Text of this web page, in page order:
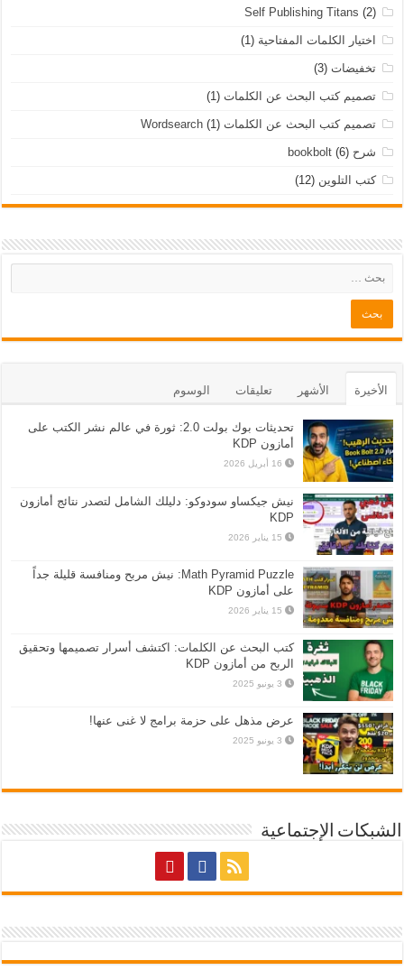
Self Publishing Titans (2)
اختيار الكلمات المفتاحية (1)
تخفيضات (3)
تصميم كتب البحث عن الكلمات (1)
تصميم كتب البحث عن الكلمات Wordsearch(1)
شرح bookbolt(6)
كتب التلوين (12)
الأخيرة الأشهر تعليقات الوسوم
تحديثات بوك بولت 2.0: ثورة في عالم نشر الكتب على
أمازون KDP
16 أبريل 2026
نيش جيكساو سودوكو: دليلك الشامل لتصدر نتائج أمازون
KDP
15 يناير 2026
Math Pyramid Puzzle: نيش مربح ومنافسة قليلة جداً
على أمازون KDP
15 يناير 2026
كتب البحث عن الكلمات: اكتشف أسرار تصميمها وتحقيق
الربح من أمازون KDP
3 يونيو 2025
عرض مذهل على حزمة برامج لا غنى عنها!
3 يونيو 2025
الشبكات الإجتماعية